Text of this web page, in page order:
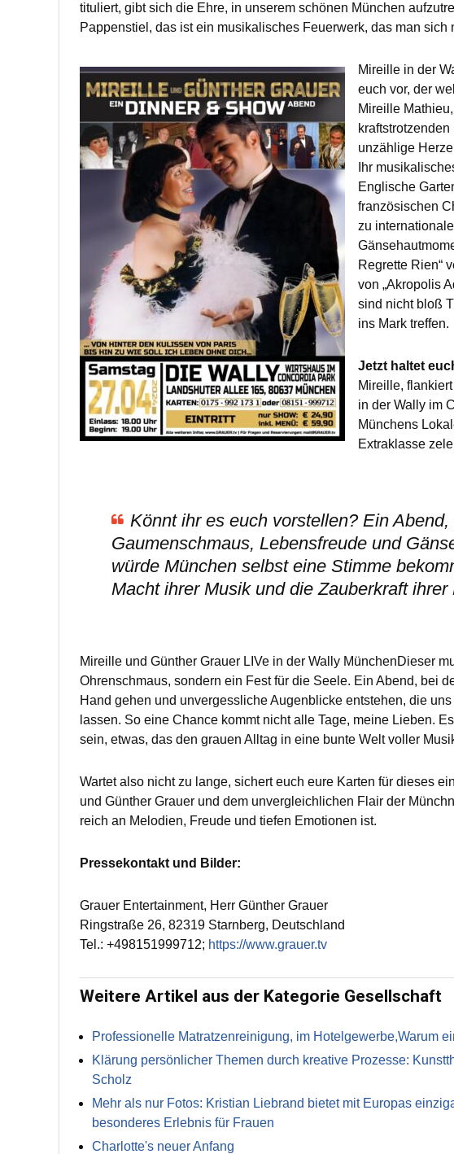
tituliert, gibt sich die Ehre, in unserem schönen München
Pappenstiel, das ist ein musikalisches Feuerwerk, das man sich
Mireille in der
euch vor, der
Mireille
unzählige
Ihr
Englische
französischen
zu
Regrette Rien“
von „Akropolis
sind nicht bloß
ins Mark treffen.
Jetzt haltet
Mireille,
in der Wally im
Münchens
Extraklasse
Könnt ihr es euch vorstellen? Ein
Gaumenschmaus, Lebensfreude und
würde München selbst eine Stimme
Macht ihrer Musik und die Zauberkraft ihrer
Mireille und Günther Grauer LIVe in der Wally MünchenDieser
Ohrenschmaus, sondern ein Fest für die Seele. Ein Abend, bei
Hand gehen und unvergessliche Augenblicke entstehen, die
lassen. So eine Chance kommt nicht alle Tage, meine Lieben.
sein, etwas, das den grauen Alltag in eine bunte Welt voller
Wartet also nicht zu lange, sichert euch eure Karten für dieses
und Günther Grauer und dem unvergleichlichen Flair der
reich an Melodien, Freude und tiefen Emotionen ist.
Pressekontakt und Bilder:
Grauer Entertainment, Herr Günther Grauer
Ringstraße 26, 82319 Starnberg, Deutschland
Tel.: +498151999712; https://www.grauer.tv
Weitere Artikel aus der Kategorie Gesellschaft
Professionelle Matratzenreinigung, im Hotelgewerbe,Warum
Klärung persönlicher Themen durch kreative Prozesse:
Scholz
Mehr als nur Fotos: Kristian Liebrand bietet mit Europas
besonderes Erlebnis für Frauen
Charlotte's neuer Anfang